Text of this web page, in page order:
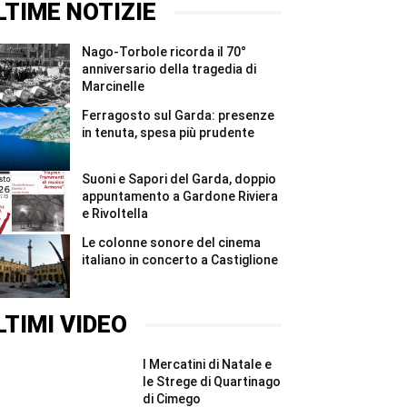
Castiglione
Garda:
strutture
irregolari
e
sanzioni
...
#Shorts
NOTIZIE
Nago-Torbole ricorda il 70°
anniversario della tragedia di
Marcinelle
Ferragosto sul Garda: presenze
in tenuta, spesa più prudente
Suoni e Sapori del Garda, doppio
appuntamento a Gardone Riviera
e Rivoltella
Le colonne sonore del cinema
italiano in concerto a Castiglione
VIDEO
I Mercatini di Natale e
le Strege di Quartinago
di Cimego